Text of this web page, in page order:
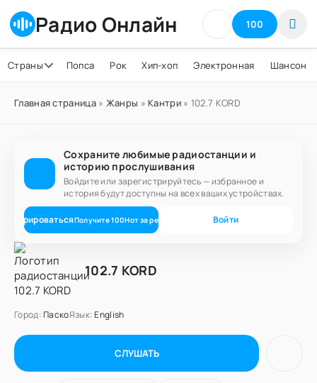
Радио Онлайн 100
Страны Попса Рок Хип-хоп Электронная Шансон
Главная страница» Жанры » Кантри» 102.7 KORD
Сохраните любимые радиостанции и
историю прослушивания
Войдите или зарегистрируйтесь — избранное и
история будут доступны на всех ваших устройствах.
Получите100Нот за регистрацию Войти
102.7 KORD
Город:ПаскоЯзык: English
СЛУШАТЬ